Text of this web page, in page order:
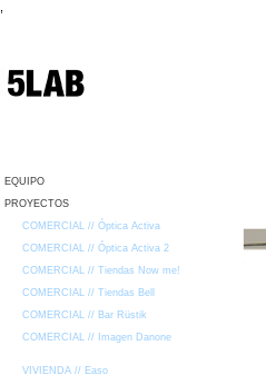
EQUIPO
PROYECTOS
COMERCIAL // Óptica Activa
COMERCIAL // Óptica Activa 2
COMERCIAL // Tiendas Now me!
COMERCIAL // Tiendas Bell
COMERCIAL // Bar Rüstik
COMERCIAL // Imagen Danone
VIVIENDA // Easo